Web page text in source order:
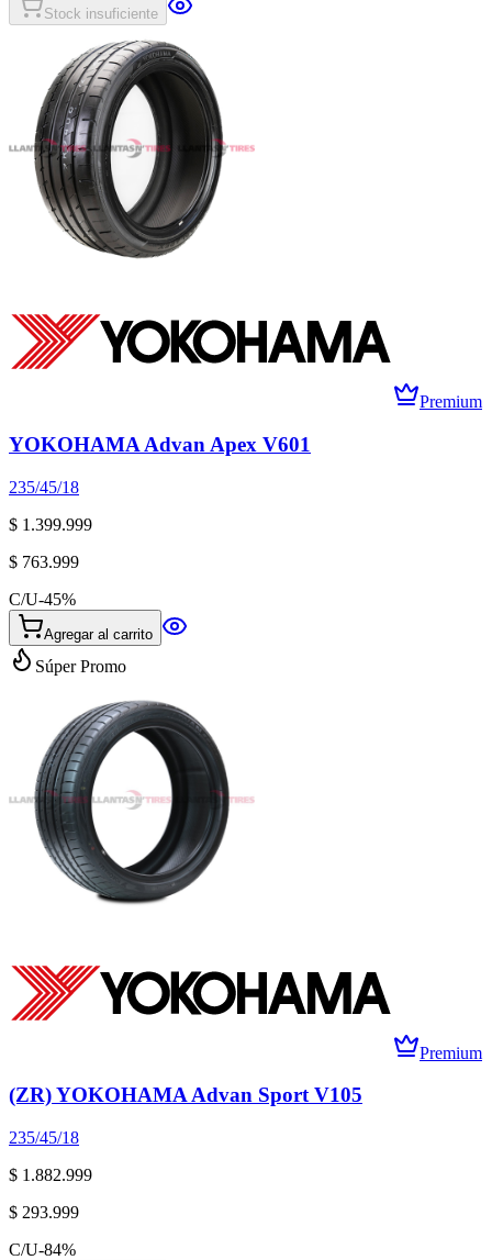
Stock insuficiente
Premium
YOKOHAMA Advan Apex V601
235/45/18
$ 1.399.999
$ 763.999
C/U-45%
Agregar al carrito
Súper Promo
Premium
(ZR) YOKOHAMA Advan Sport V105
235/45/18
$ 1.882.999
$ 293.999
C/U-84%